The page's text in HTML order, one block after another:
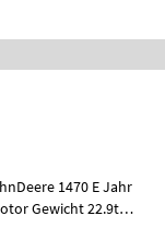
Gewicht 22.9t